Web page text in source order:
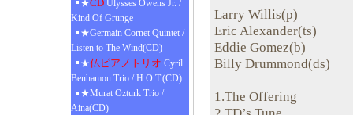
★CD Ulysses Owens Jr. /
Kind Of Grunge
★Germain Cornet Quintet /
Listen to The Wind(CD)
★仏ピアノトリオ Cyril
Benhamou Trio / H.O.T.(CD)
★Murat Ozturk Trio /
Aina(CD)
Larry Willis(p)
Eric Alexander(ts)
Eddie Gomez(b)
Billy Drummond(ds)
1.The Offering